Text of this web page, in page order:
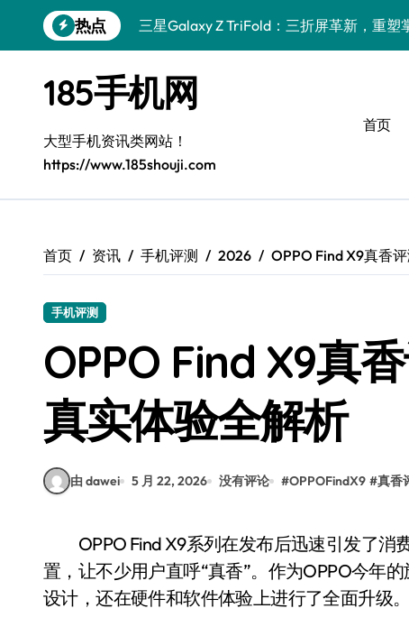
到
热点
小米17 Pro震撼来袭，实用功能大揭秘速
三星Galaxy Z Fold7抢先揭秘！手机管家带
S25 Ultra颜值封神！定制主题潮爆登场
Galaxy S24+登场，解锁手机美学新境界
三星Galaxy S26解锁个性美颜新玩法
185手机网
大型手机资讯类网站！
https://www.185shouji.com
首页
首页 资讯 手机评测 2026 OPPO Find X9真香
手机评测
OPPO Find X9真
真实体验全解析
由 dawei 5 月 22, 2026 没有评论 #OPPOFindX9 #真香
OPPO Find X9系列在发布后迅速引发了消费者的关注，尤其是其主打的影像能力和性能配
置，让不少用户直呼“真香”。作为OPPO今年
设计，还在硬件和软件体验上进行了全面升级。